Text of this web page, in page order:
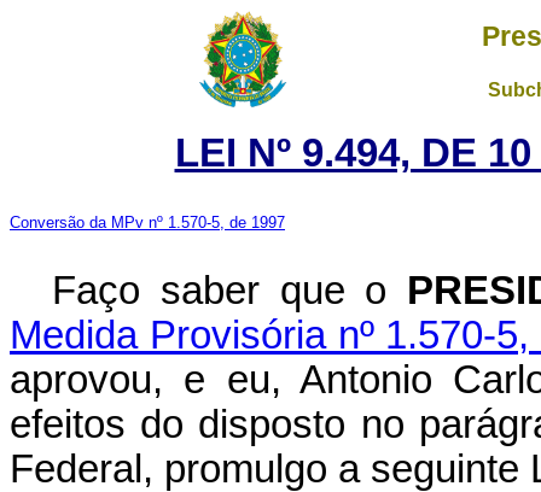
LEI Nº 9.494, DE
Conversão da MPv nº 1.570-5, de 1997
Faço saber que o
Medida Provisória nº 1.570-
aprovou, e eu, Antonio
efeitos do disposto no
Federal, promulgo a seguinte